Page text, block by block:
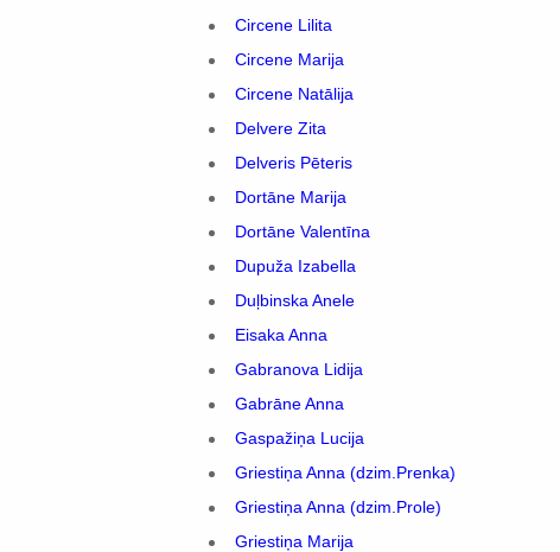
Circene Lilita
Circene Marija
Circene Natālija
Delvere Zita
Delveris Pēteris
Dortāne Marija
Dortāne Valentīna
Dupuža Izabella
Duļbinska Anele
Eisaka Anna
Gabranova Lidija
Gabrāne Anna
Gaspažiņa Lucija
Griestiņa Anna (dzim.Prenka)
Griestiņa Anna (dzim.Prole)
Griestiņa Marija